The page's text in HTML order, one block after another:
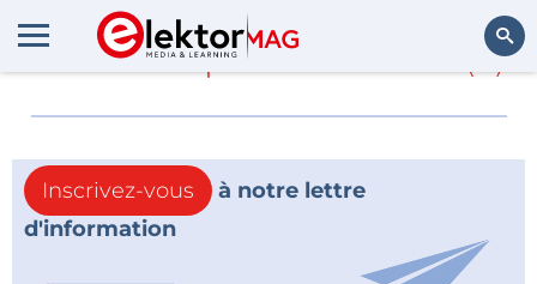
En savoir plus sur (0)
Inscrivez-vous
à notre lettre
d'information